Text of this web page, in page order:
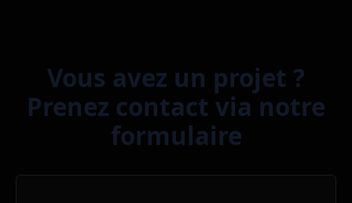
Vous avez un projet ?
Prenez contact via notre
formulaire